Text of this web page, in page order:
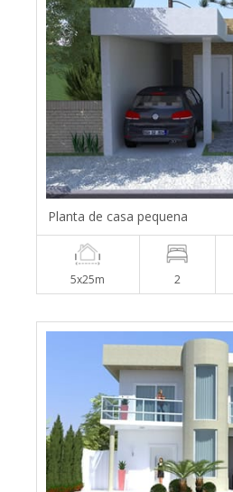
Planta de casa pequena
5x25m 2